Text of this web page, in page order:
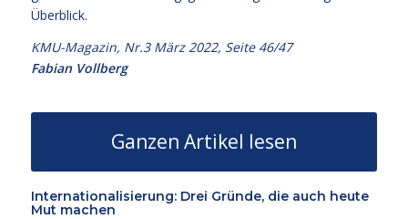
Überblick.
KMU-Magazin, Nr.3 März 2022, Seite 46/47
Fabian Vollberg
Ganzen Artikel lesen
Internationalisierung: Drei Gründe, die auch heute
Mut machen